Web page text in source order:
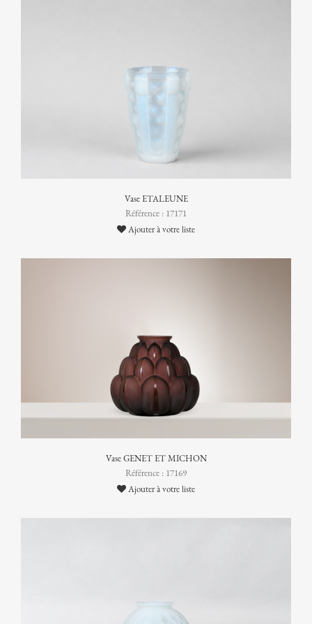
Vase ETALEUNE
Référence : 17171
Ajouter à votre liste
Vase GENET ET MICHON
Référence : 17169
Ajouter à votre liste